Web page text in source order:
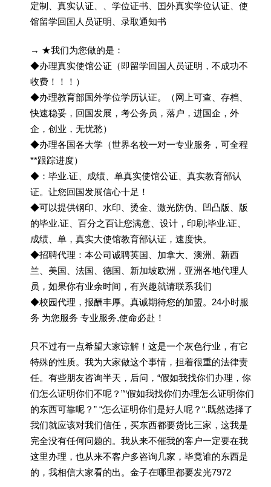
定制、真实认证、、学位证书、囯外真实学位认证、使
馆留学回囯人员证明、录取通知书
→ ★我们为您做的是：
◆办理真实使馆公证（即留学回国人员证明，不成功不
收费！！！）
◆办理教育部国外学位学历认证。（网上可查、存档、
快速稳妥，回国发展，考公务员，落户，进国企，外
企，创业，无忧愁）
◆办理各国各大学（世界名校一对一专业服务，可全程
**跟踪进度）
◆：毕业.证、成绩、单真实使馆公证、真实教育部认
证。让您回国发展信心十足！
◆可以提供钢印、水印、烫金、激光防伪、凹凸版、版
的毕业.证、百分之百让您满意、设计，印刷;毕业.证、
成绩、单，真实大使馆教育部认证，速度快。
◆招聘代理：本公司诚聘英国、加拿大、澳洲、新西
兰、美国、法国、德国、新加坡欧洲，亚洲各地代理人
员，如果你有业余时间，有兴趣就请联系我们
◆校园代理，报酬丰厚。真诚期待您的加盟。24小时服
务 为您服务 专业服务,使命必赴！
只不过有一点希望大家谅解！这是一个灰色行业，有它
特殊的性质。我为大家做这个事情，担着很重的法律责
任。有些朋友咨询半天，后问，“假如我找你们办理，你
们怎么证明你们不呢？”“假如我找你们办理怎么证明你们
的东西可靠呢？” “怎么证明你们是好人呢？“.既然选择了
我们就应该对我们信任，买东西都要货比三家，这我是
完全没有任何问题的。我从来不催我的客户一定要在我
这里办理，也从来不客户多咨询几家，毕竟谁的东西是
的，我相信大家看的出。金子在哪里都要发光7972